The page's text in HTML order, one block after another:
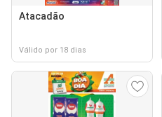
Atacadão
Válido por 18 dias